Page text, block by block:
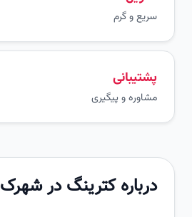
سریع و گرم
پشتیبانی
مشاوره و پیگیری
درباره کترینگ در شهرک الهیه